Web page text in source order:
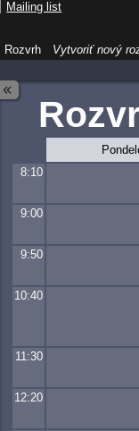
8:10
9:00
9:50
10:40
11:30
12:20
Rozvrh Vytvoriť nový
Mailing list